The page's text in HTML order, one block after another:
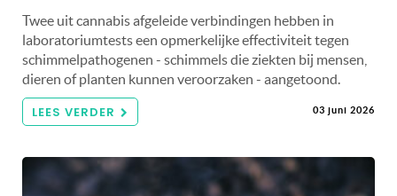
Twee uit cannabis afgeleide verbindingen hebben in
laboratoriumtests een opmerkelijke effectiviteit tegen
schimmelpathogenen - schimmels die ziekten bij mensen,
dieren of planten kunnen veroorzaken - aangetoond.
LEES VERDER 03 juni 2026